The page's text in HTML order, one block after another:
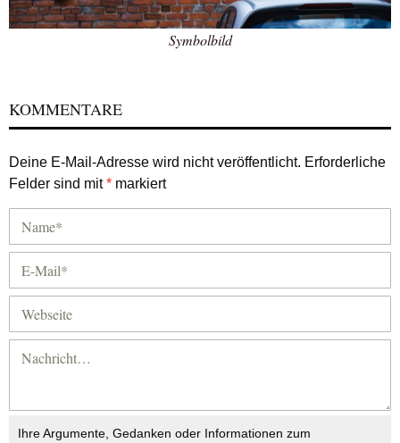
Symbolbild
KOMMENTARE
Deine E-Mail-Adresse wird nicht veröffentlicht. Erforderliche
Felder sind mit* markiert
Ihre Argumente, Gedanken oder Informationen zum